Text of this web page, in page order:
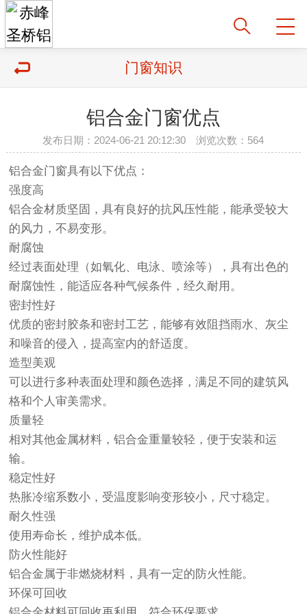
门窗知识
铝合金门窗优点
发布日期：2024-06-21 20:12:30 浏览次数：564
铝合金门窗具有以下优点：
强度高
铝合金材质坚固，具有良好的抗风压性能，能承受较大
的风力，不易变形。
耐腐蚀
经过表面处理（如氧化、电泳、喷涂等），具有出色的
耐腐蚀性，能适应各种气候条件，经久耐用。
密封性好
优质的密封胶条和密封工艺，能够有效阻挡雨水、灰尘
和噪音的侵入，提高室内的舒适度。
造型美观
可以进行多种表面处理和颜色选择，满足不同的建筑风
格和个人审美需求。
质量轻
相对其他金属材料，铝合金重量较轻，便于安装和运
输。
稳定性好
热胀冷缩系数小，受温度影响变形较小，尺寸稳定。
耐久性强
使用寿命长，维护成本低。
防火性能好
铝合金属于非燃烧材料，具有一定的防火性能。
环保可回收